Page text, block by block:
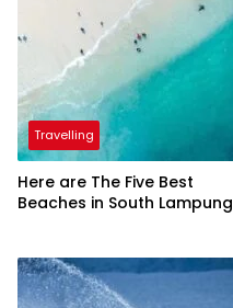
Travelling
Here are The Five Best
Beaches in South Lampung